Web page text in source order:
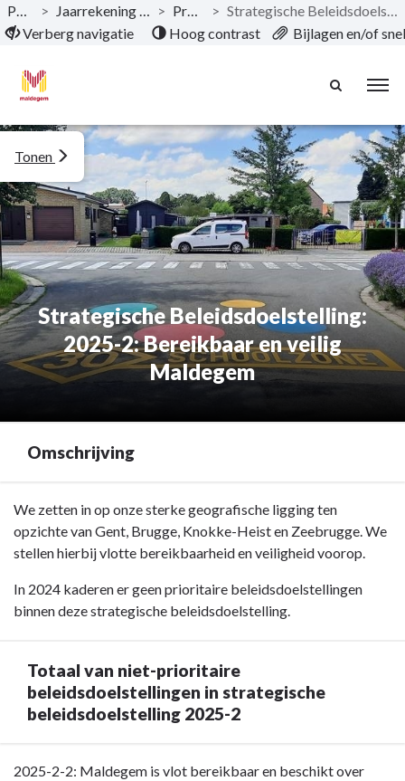
Naar hoofdinhoud
Publicaties > Jaarrekening 2024 Gemeente & OCMW > Programma’s >
Strategische Beleidsdoelstelling: 2025-2: Bereikbaar en veilig Maldegem
Verberg navigatie
Hoog contrast Bijlagen en/of
Strategische Beleidsdoelstelling:
2025-2: Bereikbaar en veilig
Maldegem
Tonen
Omschrijving
Terug
naar
navigatie
Strategische
Beleidsdoelstelling:
Bereikbaar
veilig
We zetten in op onze sterke geografische ligging ten
opzichte van Gent, Brugge, Knokke-Heist en Zeebrugge. We
stellen hierbij vlotte bereikbaarheid en veiligheid voorop.
In 2024 kaderen er geen prioritaire beleidsdoelstellingen
binnen deze strategische beleidsdoelstelling.
Totaal van niet-prioritaire
beleidsdoelstellingen in strategische
beleidsdoelstelling 2025-2
Terug
2025-2-2: Maldegem is vlot bereikbaar en beschikt over